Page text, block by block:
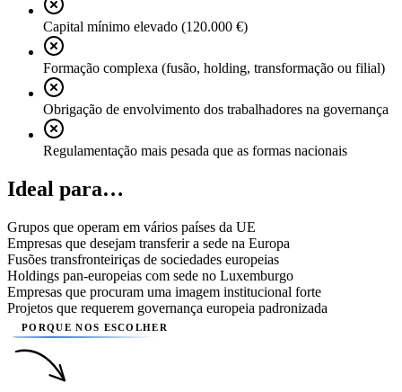
Capital mínimo elevado (120.000 €)
Formação complexa (fusão, holding, transformação ou filial)
Obrigação de envolvimento dos trabalhadores na governança
Regulamentação mais pesada que as formas nacionais
Ideal para…
Grupos que operam em vários países da UE
Empresas que desejam transferir a sede na Europa
Fusões transfronteiriças de sociedades europeias
Holdings pan-europeias com sede no Luxemburgo
Empresas que procuram uma imagem institucional forte
Projetos que requerem governança europeia padronizada
PORQUE NOS ESCOLHER